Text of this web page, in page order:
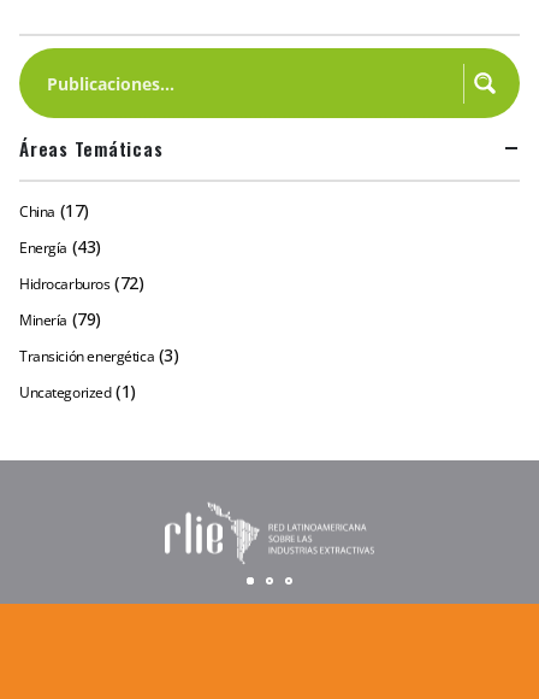
Áreas Temáticas
China (17)
Energía (43)
Hidrocarburos (72)
Minería (79)
Transición energética (3)
Uncategorized (1)